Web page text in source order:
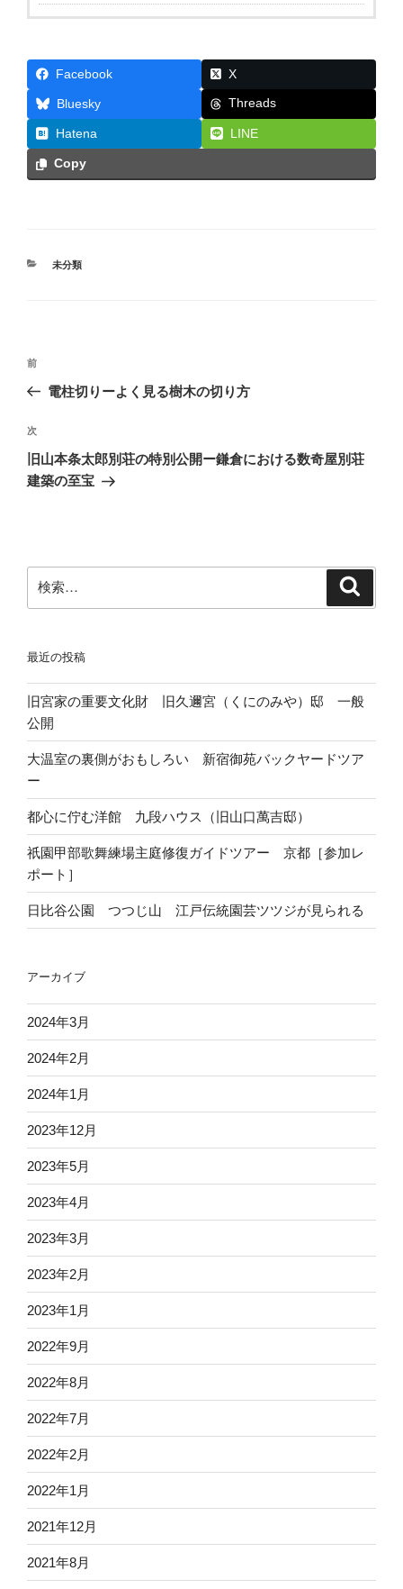
Facebook X
Bluesky Threads
Hatena LINE
Copy
カ
未分類
投
ナ
ビ
ゲ
ー
前
の
稿
前
電柱切りーよく見る樹木の切り方
次
の
投
次
旧山本条太郎別荘の特別公開ー鎌倉における数奇屋別荘
建築の至宝
索:
最近の投稿
旧宮家の重要文化財 旧久邇宮（くにのみや）邸 一般
公開
大温室の裏側がおもしろい 新宿御苑バックヤードツア
ー
都心に佇む洋館 九段ハウス（旧山口萬吉邸）
祇園甲部歌舞練場主庭修復ガイドツアー 京都［参加レ
ポート］
日比谷公園 つつじ山 江戸伝統園芸ツツジが見られる
アーカイブ
2024年3月
2024年2月
2024年1月
2023年12月
2023年5月
2023年4月
2023年3月
2023年2月
2023年1月
2022年9月
2022年8月
2022年7月
2022年2月
2022年1月
2021年12月
2021年8月